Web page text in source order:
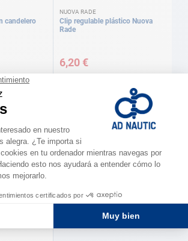
candelero
NUOVA RADE
Clip regulable plástico Nuova
Rade
6,20 €